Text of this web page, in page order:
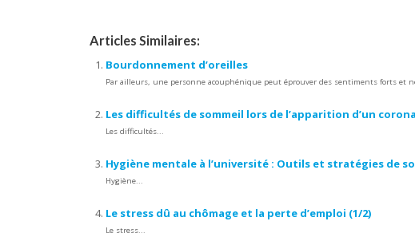
Articles Similaires:
Bourdonnement d’oreilles
Par ailleurs, une personne acouphénique peut éprouver des sentiments forts et
Les difficultés de sommeil lors de l’apparition d’un
Les difficultés...
Hygiène mentale à l’université : Outils et stratégies de
Hygiène...
Le stress dû au chômage et la perte d’emploi (1/2)
Le stress...